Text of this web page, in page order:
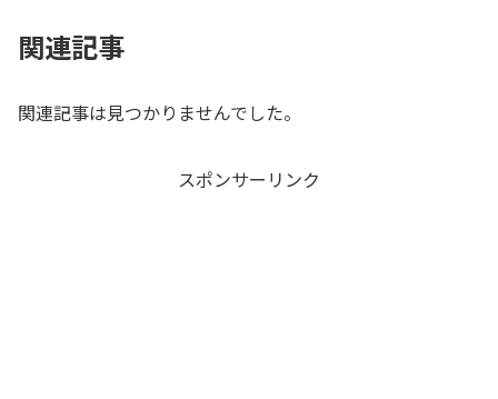
関連記事
関連記事は見つかりませんでした。
スポンサーリンク